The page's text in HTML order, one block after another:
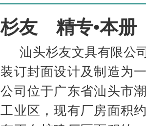
杉友 精专•本册
汕头杉友文具有限公
装订封面设计及制造为
公司位于广东省汕头市
工业区，现有厂房面积